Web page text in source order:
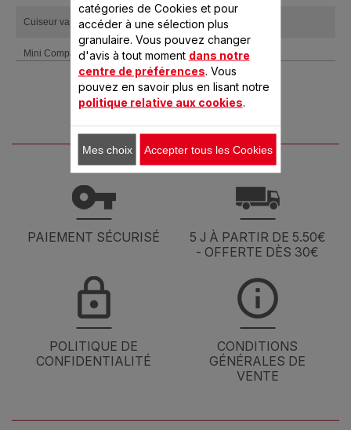
Cuiseur vapeur Mini compact inox VC135000
Mini Compact Cuiseur Vapeur 3
VC137100
Cuiseur vapeur Mini Compact
VC134800
Mini Compact inox Cuiseur Vapeur
VC138800
MINI COMPACT
PAIEMENT SÉCURISÉ
5 J À PARTIR DE 5.50€
- OFFERTE DÈS 30€
POLITIQUE DE
CONFIDENTIALITÉ
CONDITIONS
GÉNÉRALES DE
VENTE
catégories de Cookies et pour
accéder à une sélection plus
granulaire. Vous pouvez changer
d'avis à tout moment dans notre
centre de préférences . Vous
pouvez en savoir plus en lisant notre
politique relative aux cookies
Mes choix Accepter tous les Cookies